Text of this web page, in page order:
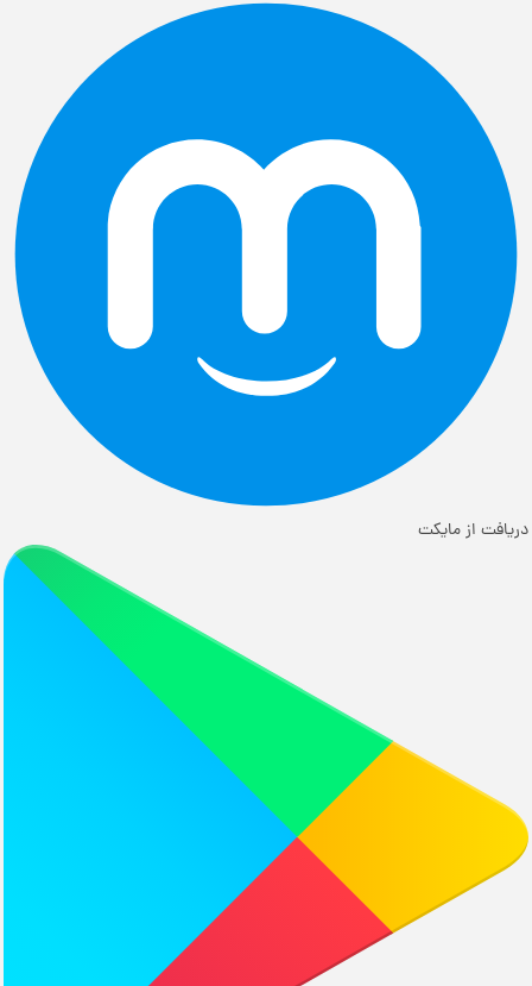
دریافت از مایکت